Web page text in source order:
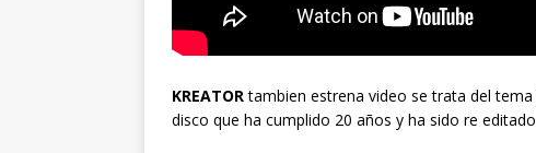
KREATORtambien estrena video se trata del tema
disco que ha cumplido 20 años y ha sido re editado